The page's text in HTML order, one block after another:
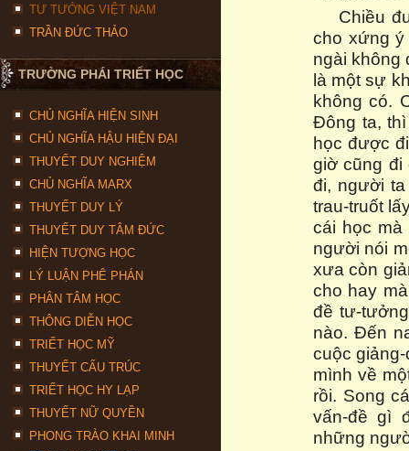
TƯ TƯỞNG VIỆT NAM
TRẦN ĐỨC THẢO
TRƯỜNG PHÁI TRIẾT HỌC
CHỦ NGHĨA HIỆN SINH
CHỦ NGHĨA HẬU HIỆN ĐẠI
THUYẾT DUY NGHIỆM
CHỦ NGHĨA MARX
THUYẾT DUY LÝ
THUYẾT DUY TÂM ĐỨC
HIỆN TƯỢNG HỌC
LÝ LUẬN PHÊ PHÁN
PHÂN TÂM HỌC
THÔNG DIỄN HỌC
TRIẾT HỌC MỸ
THUYẾT CẤU TRÚC
TRIẾT HỌC HY LẠP
THUYẾT NỮ QUYỀN
PHONG TRÀO KHAI MINH
Chiều
cho xứng ý
ngài không
là một sự
không có.
Đông ta,
học được
giờ cũng
đi, người
trau-truốt
cái học mà
người nói
xưa còn
cho hay
đề tư-
nào. Đến
cuộc
mình về
rồi. Song
vấn-đề gì
những